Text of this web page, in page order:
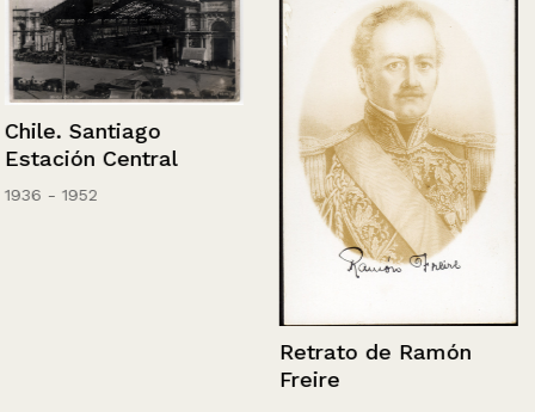
Chile. Santiago
Estación Central
1936 - 1952
Retrato de Ramón
Freire